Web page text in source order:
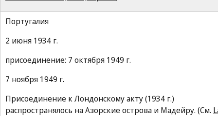
Португалия
2 июня 1934 г.
присоединение: 7 октября 1949 г.
7 ноября 1949 г.
Присоединение к Лондонскому акту (1934 г.)
распространялось на Азорские острова и Мадейру. (См.